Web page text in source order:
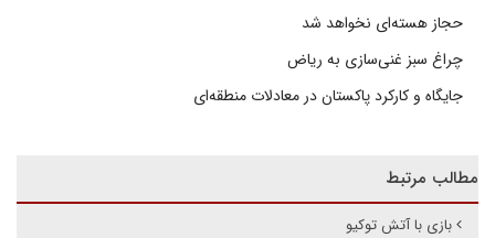
حجاز هسته‌ای نخواهد شد
چراغ سبز غنی‌سازی به ریاض
جایگاه و کارکرد پاکستان در معادلات منطقه‌ای
مطالب مرتبط
بازی با آتش توکیو